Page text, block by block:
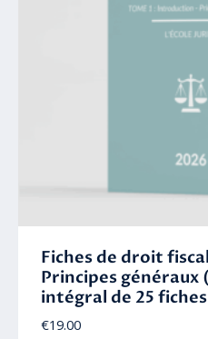
Fiches de droit fiscal
Principes généraux
intégral de 25 fiches
€19.00